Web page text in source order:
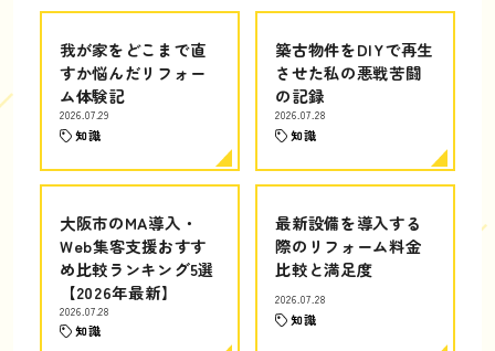
我が家をどこまで直
すか悩んだリフォー
ム体験記
2026.07.29
知識
築古物件をDIYで再生
させた私の悪戦苦闘
の記録
2026.07.28
知識
大阪市のMA導入・
Web集客支援おすす
め比較ランキング5選
【2026年最新】
2026.07.28
知識
最新設備を導入する
際のリフォーム料金
比較と満足度
2026.07.28
知識